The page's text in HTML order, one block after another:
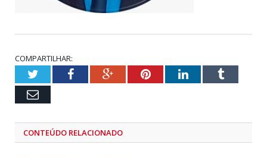
COMPARTILHAR:
TwitterFacebookGoogle+PinterestLinkedInTumblr
Email
CONTEÚDO RELACIONADO